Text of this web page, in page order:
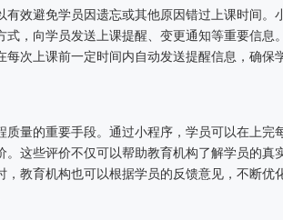
有效避免学员因遗忘或其他原因错过上课时间。
式，向学员发送上课提醒、变更通知等重要信息
每次上课前一定时间内自动发送提醒信息，确保
质量的重要手段。通过小程序，学员可以在上完
。这些评价不仅可以帮助教育机构了解学员的真
，教育机构也可以根据学员的反馈意见，不断优